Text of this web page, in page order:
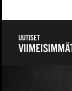
UUTISET